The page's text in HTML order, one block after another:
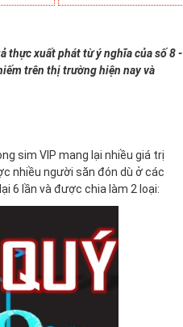
thực xuất phát từ ý nghĩa của số 8 -
trên thị trường hiện nay và
sim VIP mang lại nhiều giá trị
nhiều người săn đón dù ở các
6 lần và được chia làm 2 loại: